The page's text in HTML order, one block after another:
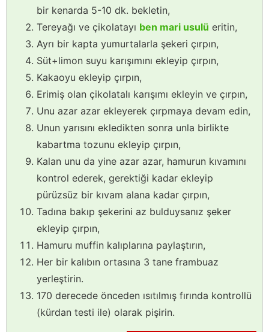
bir kenarda 5-10 dk. bekletin,
Tereyağı ve çikolatayı ben mari usulü eritin,
Ayrı bir kapta yumurtalarla şekeri çırpın,
Süt+limon suyu karışımını ekleyip çırpın,
Kakaoyu ekleyip çırpın,
Erimiş olan çikolatalı karışımı ekleyin ve çırpın,
Unu azar azar ekleyerek çırpmaya devam edin,
Unun yarısını ekledikten sonra unla birlikte
kabartma tozunu ekleyip çırpın,
Kalan unu da yine azar azar, hamurun kıvamını
kontrol ederek, gerektiği kadar ekleyip
pürüzsüz bir kıvam alana kadar çırpın,
Tadına bakıp şekerini az bulduysanız şeker
ekleyip çırpın,
Hamuru muffin kalıplarına paylaştırın,
Her bir kalıbın ortasına 3 tane frambuaz
yerleştirin.
170 derecede önceden ısıtılmış fırında kontrollü
(kürdan testi ile) olarak pişirin.